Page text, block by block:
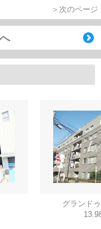
＞次のページ
グランド